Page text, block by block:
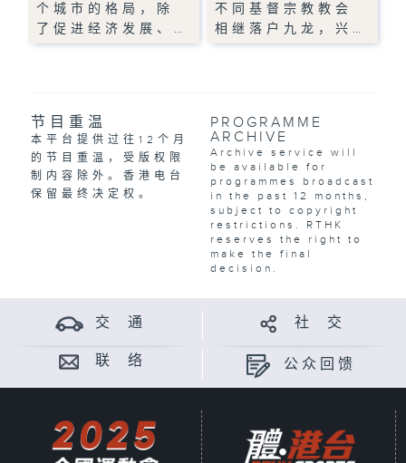
个城市的格局，除
了促进经济发展、…
不同基督宗教教会
相继落户九龙，兴…
节目重温
本平台提供过往12个月
的节目重温，受版权限
制内容除外。香港电台
保留最终决定权。
PROGRAMME
ARCHIVE
Archive service will
be available for
programmes broadcast
in the past 12 months,
subject to copyright
restrictions. RTHK
reserves the right to
make the final
decision.
交 通 社 交
联 络 公众回馈